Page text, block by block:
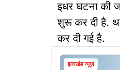
इधर घटना की
शुरू कर दी है.
कर दी गई है.
झारखंड न्यूज़